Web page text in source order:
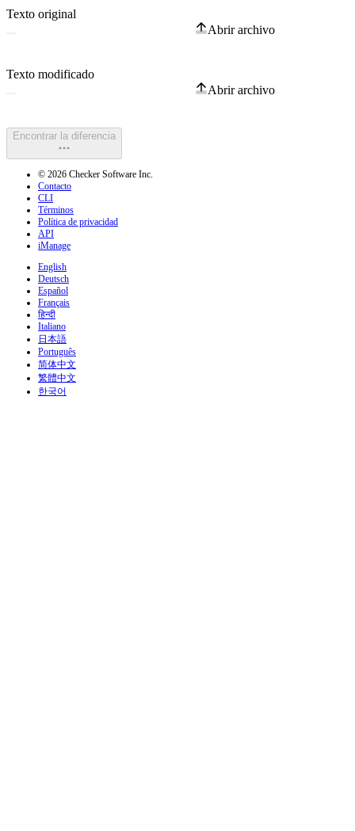
Texto original
Abrir archivo
Texto modificado
Abrir archivo
Encontrar la diferencia
© 2026 Checker Software Inc.
Contacto
CLI
Términos
Política de privacidad
API
iManage
English
Deutsch
Español
Français
हिन्दी
Italiano
日本語
Português
简体中文
繁體中文
한국어